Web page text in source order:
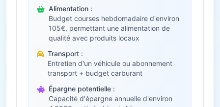
Alimentation :
Budget courses hebdomadaire d'environ
105€, permettant une alimentation de
qualité avec produits locaux
Transport :
Entretien d'un véhicule ou abonnement
transport + budget carburant
Épargne potentielle :
Capacité d'épargne annuelle d'environ